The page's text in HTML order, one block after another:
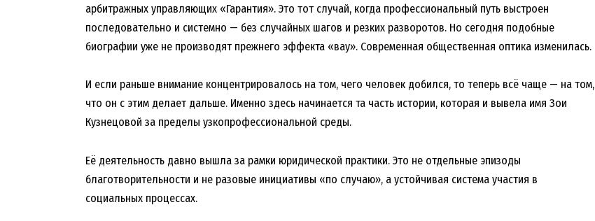
арбитражных управляющих «Гарантия». Это тот случай, когда профессиональный путь выстроен
последовательно и системно — без случайных шагов и резких разворотов. Но сегодня подобные
биографии уже не производят прежнего эффекта «вау». Современная общественная оптика изменилась.
И если раньше внимание концентрировалось на том, чего человек добился, то теперь всё чаще — на том,
что он с этим делает дальше. Именно здесь начинается та часть истории, которая и вывела имя Зои
Кузнецовой за пределы узкопрофессиональной среды.
Её деятельность давно вышла за рамки юридической практики. Это не отдельные эпизоды
благотворительности и не разовые инициативы «по случаю», а устойчивая система участия в
социальных процессах.